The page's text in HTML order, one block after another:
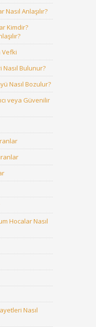
Nasıl Anlaşılır?
Kimdir?
Vefki
Bulunur?
Nasıl Bozulur?
veya Güvenilir
Hocalar Nasıl
Nasıl